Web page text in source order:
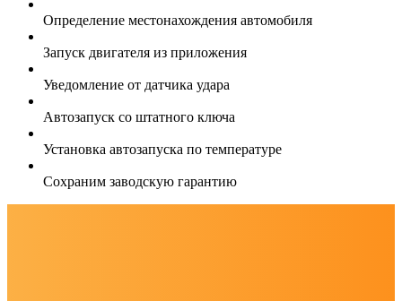
Определение местонахождения автомобиля
Запуск двигателя из приложения
Уведомление от датчика удара
Автозапуск со штатного ключа
Установка автозапуска по температуре
Сохраним заводскую гарантию